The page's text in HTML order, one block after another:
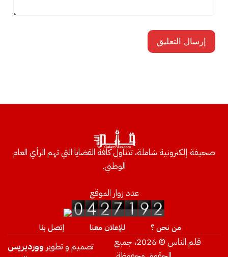
صحيفة إلكترونية شاملة، تتناول كافة القضايا التي تهم الرأي العام
الوطني.
عدد زوار الموقع
من نحن ؟ للإعلان معنا إتصل بنا
قلم الناس © 2026، جميع
تصميم و تطوير ووردبريس